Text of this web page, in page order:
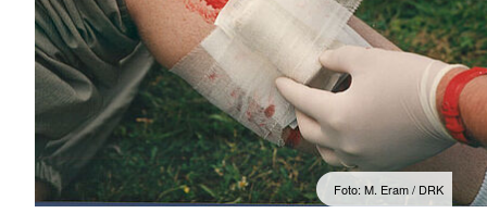
Foto: M. Eram / DRK